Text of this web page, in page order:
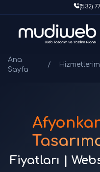
(532)
Ana
Sayfa
/
Fiyatları |